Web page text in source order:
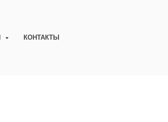
КОНТАКТЫ